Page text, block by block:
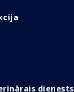
dienests